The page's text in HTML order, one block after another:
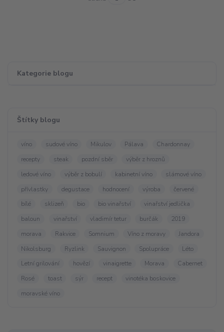
Kategorie blogu
Štítky blogu
víno sudové víno Mikulov Pálava
Chardonnay
recepty
steak pozdní sběr
výběr z hroznů
ledové víno
výběr z bobulí kabinetní víno
slámové víno
přívlastky
degustace hodnocení výroba
červené
bílé
sklizeň bio bio vinařství
vinařství jedlička
baloun
vinařství vladimír tetur burčák
2019
morava
Rakvice Somnium Víno z moravy
Jandora
Nikolsburg
Ryzlink Sauvignon Spolupráce
Léto
Letní grilování
hovězí vinaigrette Morava
Cabernet
Rosé
toast sýr recept
vinotéka boskovice
moravské víno